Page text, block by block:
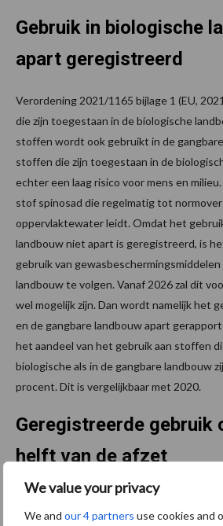
We value your privacy
We and our 4 partners use cookies and
Gebruik in biologische
apart geregistreerd
Verordening 2021/1165 bijlage 1 (EU,
die zijn toegestaan in de biologische
stoffen wordt ook gebruikt in de
stoffen die zijn toegestaan in de
echter een laag risico voor mens en
stof spinosad die regelmatig tot
oppervlaktewater leidt. Omdat het
landbouw niet apart is geregistreerd, is
gebruik van
landbouw te volgen. Vanaf 2026 zal dit
wel mogelijk zijn. Dan wordt namelijk het
en de gangbare landbouw apart
het aandeel van het gebruik aan stoffen
biologische als in de gangbare landbouw
procent. Dit is vergelijkbaar met 2020.
Geregistreerde gebruik
helft van de afzet
Het totale geregistreerde gebruik lag in
de gerapporteerd afzet van